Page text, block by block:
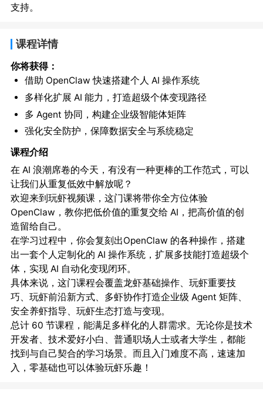
支持。
课程详情
你将获得：
借助 OpenClaw 快速搭建个人 AI 操作系统
多样化扩展 AI 能力，打造超级个体变现路径
多 Agent 协同，构建企业级智能体矩阵
强化安全防护，保障数据安全与系统稳定
课程介绍
在 AI 浪潮席卷的今天，有没有一种更棒的工作范式，可以
让我们从重复低效中解放呢？
欢迎来到玩虾视频课，这门课将带你全方位体验
OpenClaw，教你把低价值的重复交给 AI，把高价值的创
造留给自己。
在学习过程中，你会复刻出OpenClaw 的各种操作，搭建
出一套个人定制化的 AI 操作系统，扩展多技能打造超级个
体，实现 AI 自动化变现闭环。
具体来说，这门课程会覆盖龙虾基础操作、玩虾重要技
巧、玩虾前沿新方式、多虾协作打造企业级 Agent 矩阵、
安全养虾指导、玩虾生态打造与变现。
总计 60 节课程，能满足多样化的人群需求。无论你是技术
开发者、技术爱好小白、普通职场人士或者大学生，都能
找到与自己契合的学习场景。而且入门难度不高，速速加
入，零基础也可以体验玩虾乐趣！